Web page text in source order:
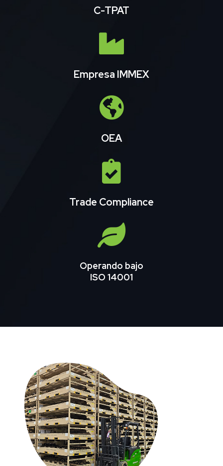
C-TPAT
Empresa IMMEX
OEA
Trade Compliance
Operando bajo
ISO 14001